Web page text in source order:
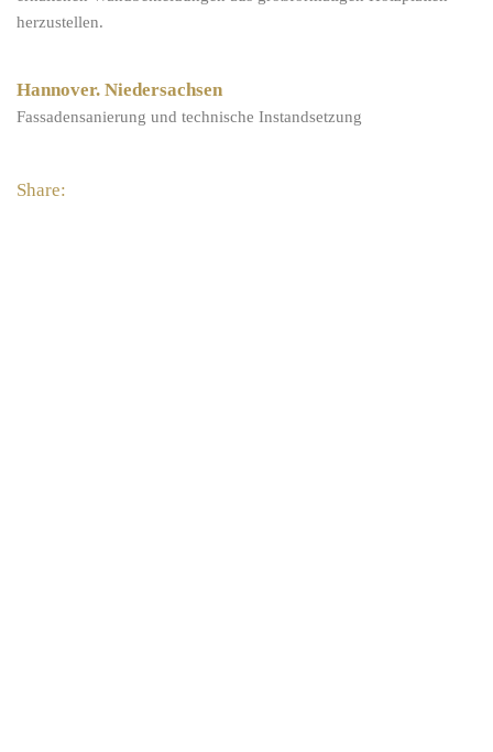
herzustellen.
Hannover. Niedersachsen
Fassadensanierung und technische Instandsetzung
Share: